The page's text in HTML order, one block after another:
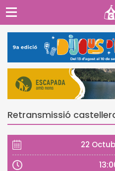
Retransmissió
22